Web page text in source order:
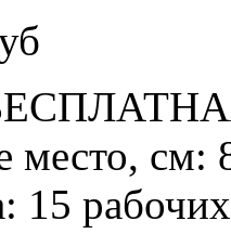
место, см:
15